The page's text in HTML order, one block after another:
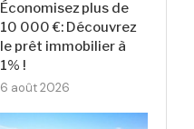
Économisez plus de
10 000 €: Découvrez
le prêt immobilier à
1% !
6 août 2026